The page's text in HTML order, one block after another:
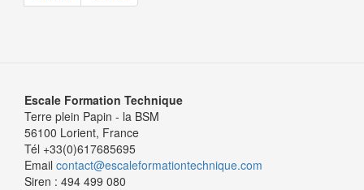
Escale Formation Technique
Terre plein Papin - la BSM
56100 Lorient, France
Tél +33(0)617685695
Email contact@escaleformationtechnique.com
Siren : 494 499 080